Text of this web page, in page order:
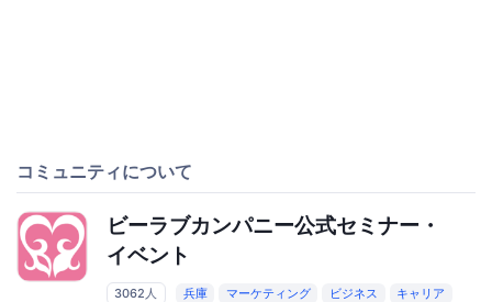
コミュニティについて
ビーラブカンパニー公式セミナー・
イベント
3062人 兵庫 マーケティング ビジネス
キャリア